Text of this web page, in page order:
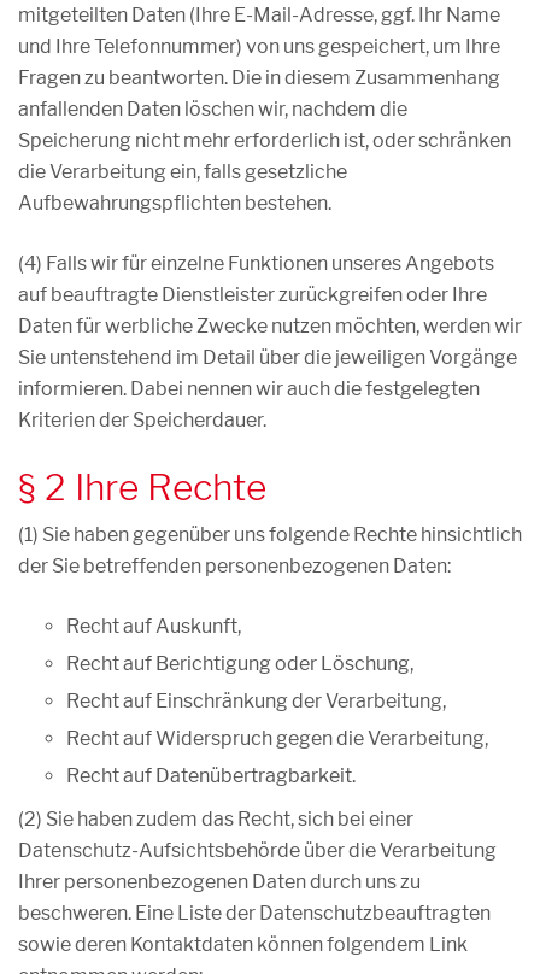
mitgeteilten Daten (Ihre E-Mail-Adresse, ggf. Ihr Name
und Ihre Telefonnummer) von uns gespeichert, um Ihre
Fragen zu beantworten. Die in diesem Zusammenhang
anfallenden Daten löschen wir, nachdem die
Speicherung nicht mehr erforderlich ist, oder schränken
die Verarbeitung ein, falls gesetzliche
Aufbewahrungspflichten bestehen.
(4) Falls wir für einzelne Funktionen unseres Angebots
auf beauftragte Dienstleister zurückgreifen oder Ihre
Daten für werbliche Zwecke nutzen möchten, werden wir
Sie untenstehend im Detail über die jeweiligen Vorgänge
informieren. Dabei nennen wir auch die festgelegten
Kriterien der Speicherdauer.
§ 2 Ihre Rechte
(1) Sie haben gegenüber uns folgende Rechte hinsichtlich
der Sie betreffenden personenbezogenen Daten:
Recht auf Auskunft,
Recht auf Berichtigung oder Löschung,
Recht auf Einschränkung der Verarbeitung,
Recht auf Widerspruch gegen die Verarbeitung,
Recht auf Datenübertragbarkeit.
(2) Sie haben zudem das Recht, sich bei einer
Datenschutz-Aufsichtsbehörde über die Verarbeitung
Ihrer personenbezogenen Daten durch uns zu
beschweren. Eine Liste der Datenschutzbeauftragten
sowie deren Kontaktdaten können folgendem Link